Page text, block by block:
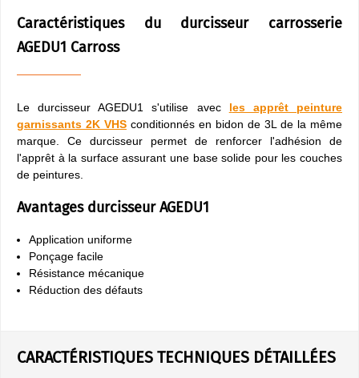
Caractéristiques du durcisseur carrosserie
AGEDU1 Carross
Le durcisseur AGEDU1 s'utilise avec les apprêt peinture
garnissants 2K VHS conditionnés en bidon de 3L de la même
marque. Ce durcisseur permet de renforcer l'adhésion de
l'apprêt à la surface assurant une base solide pour les couches
de peintures.
Avantages durcisseur AGEDU1
Application uniforme
Ponçage facile
Résistance mécanique
Réduction des défauts
CARACTÉRISTIQUES TECHNIQUES DÉTAILLÉES